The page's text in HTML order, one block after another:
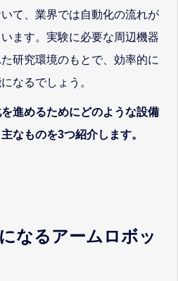
て、業界では自動化の流れが
ます。実験に必要な周辺機器
研究環境のもとで、効率的に
なるでしょう。
進めるためにどのような設備
なものを3つ紹介します。
なるアームロボッ